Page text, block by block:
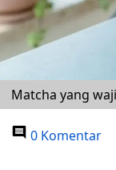
Matcha yang
0 Komentar